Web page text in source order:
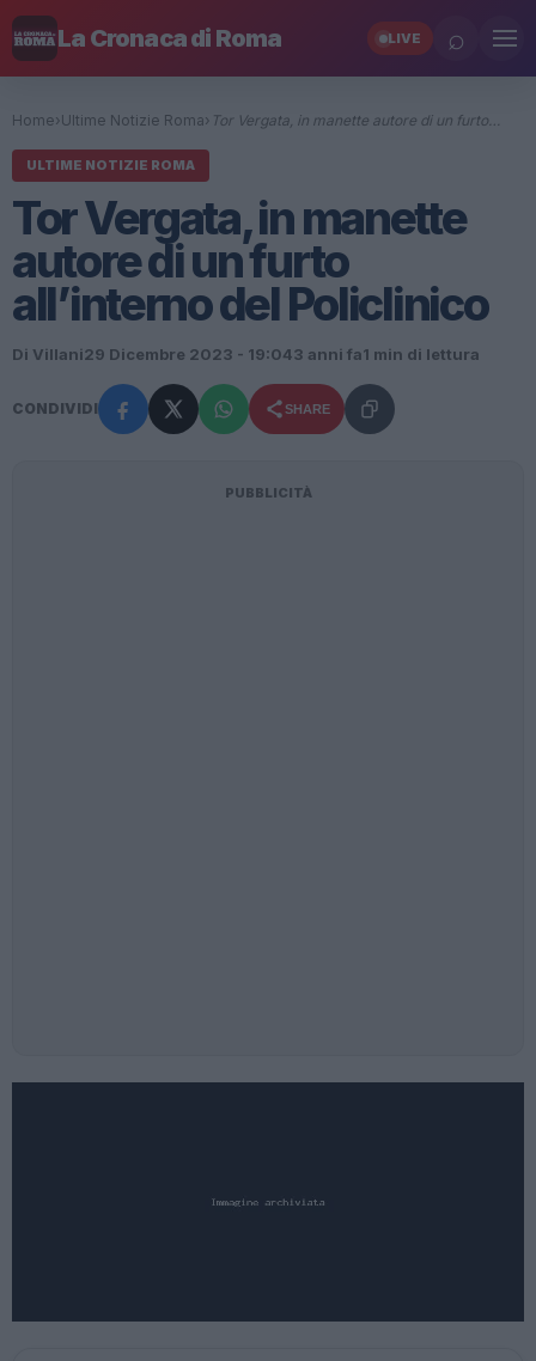
La Cronaca di Roma LIVE ⌕
Home› Ultime Notizie Roma› Tor Vergata, in manette autore di un furto…
ULTIME NOTIZIE ROMA
Tor Vergata, in manette
autore di un furto
all’interno del Policlinico
Di Villani29 Dicembre 2023 - 19:043 anni fa1 min di lettura
CONDIVIDI SHARE
PUBBLICITÀ